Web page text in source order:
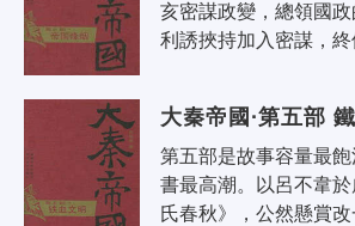
亥密謀政變，總領國
利誘挾持加入密謀，
大秦帝國·第五部
第五部是故事容量最
書最高潮。以呂不韋
氏春秋》，公然懸賞